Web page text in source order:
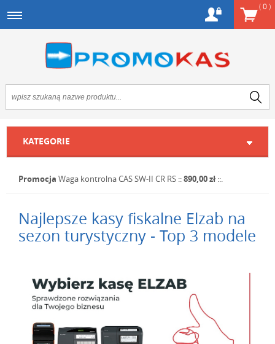
(0)
KATEGORIE
Promocja Waga kontrolna CAS SW-II CR RS ::890,00 zł ::.
Najlepsze kasy fiskalne Elzab na
sezon turystyczny - Top 3 modele